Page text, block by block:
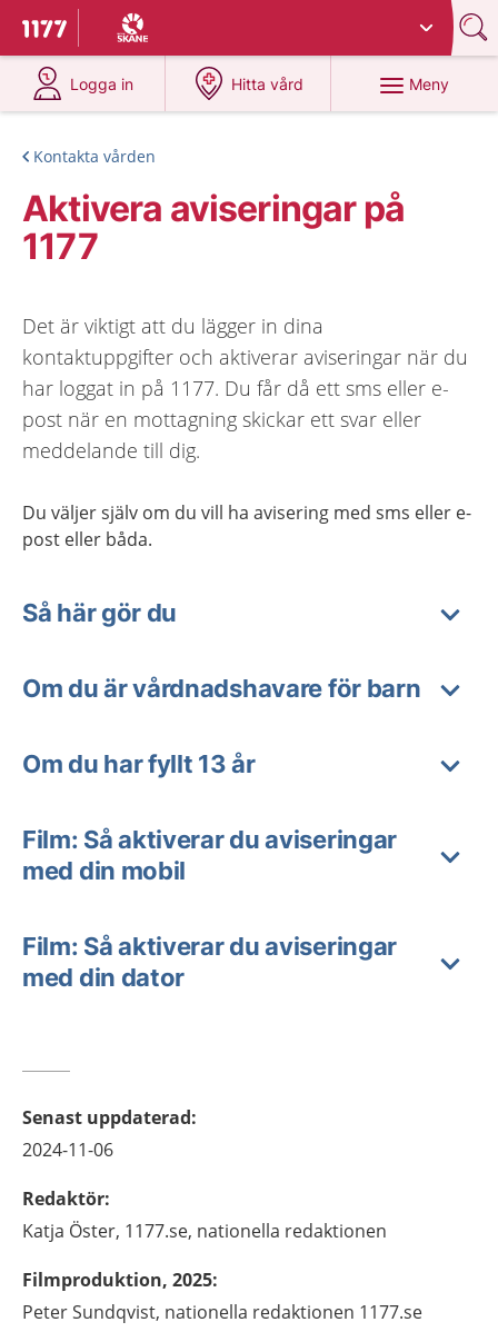
Till startsidan för 1177
Du har valt region
Logga in
på 1177.se
Hitta vård
på 1177.se
Meny
Kontakta vården
Aktivera aviseringar på
1177
Det är viktigt att du lägger in dina
kontaktuppgifter och aktiverar aviseringar när du
har loggat in på 1177. Du får då ett sms eller e-
post när en mottagning skickar ett svar eller
meddelande till dig.
Du väljer själv om du vill ha avisering med sms eller e-
post eller båda.
Så här gör du
Om du är vårdnadshavare för barn
Om du har fyllt 13 år
Film: Så aktiverar du aviseringar
med din mobil
Film: Så aktiverar du aviseringar
med din dator
Senast uppdaterad:
2024-11-06
Redaktör:
Katja Öster, 1177.se, nationella redaktionen
Filmproduktion, 2025:
Peter Sundqvist, nationella redaktionen 1177.se